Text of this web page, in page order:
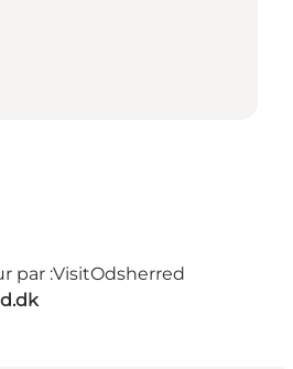
par :VisitOdsherred